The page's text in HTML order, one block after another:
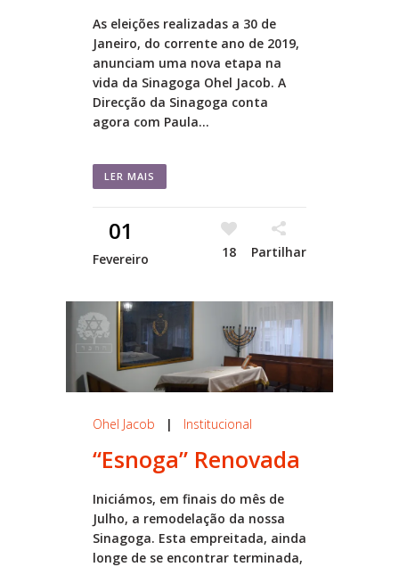
As eleições realizadas a 30 de
Janeiro, do corrente ano de 2019,
anunciam uma nova etapa na
vida da Sinagoga Ohel Jacob. A
Direcção da Sinagoga conta
agora com Paula...
LER MAIS
01
Fevereiro 18 Partilhar
Ohel Jacob | Institucional
“Esnoga” Renovada
Iniciámos, em finais do mês de
Julho, a remodelação da nossa
Sinagoga. Esta empreitada, ainda
longe de se encontrar terminada,